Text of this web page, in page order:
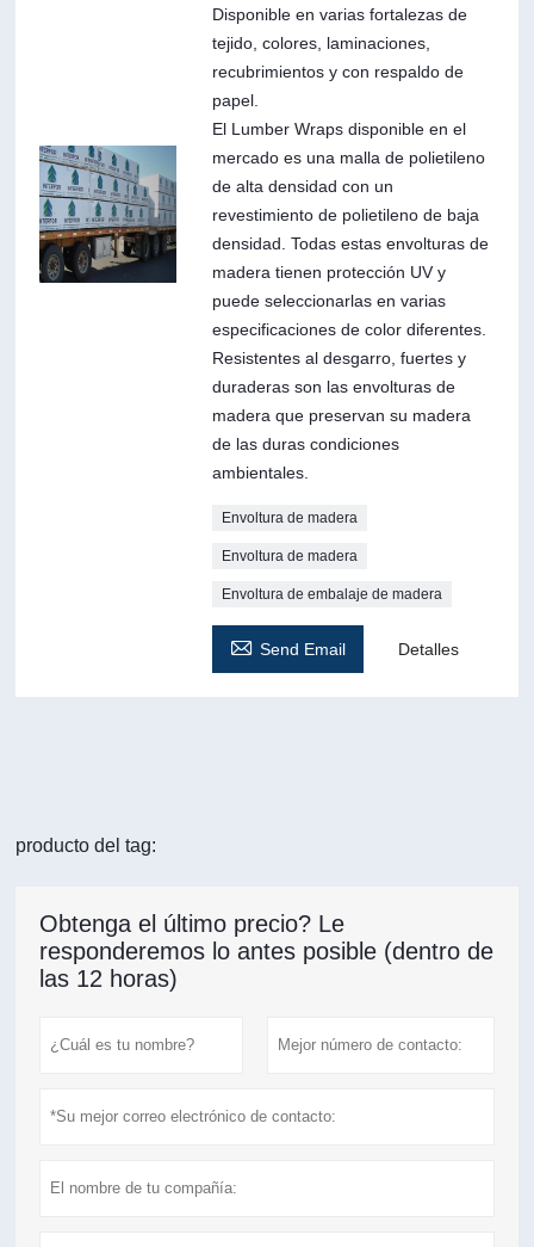
Disponible en varias fortalezas de
tejido, colores, laminaciones,
recubrimientos y con respaldo de
papel.
El Lumber Wraps disponible en el
mercado es una malla de polietileno
de alta densidad con un
revestimiento de polietileno de baja
densidad. Todas estas envolturas de
madera tienen protección UV y
puede seleccionarlas en varias
especificaciones de color diferentes.
Resistentes al desgarro, fuertes y
duraderas son las envolturas de
madera que preservan su madera
de las duras condiciones
ambientales.
Envoltura de madera
Envoltura de madera
Envoltura de embalaje de madera
 Send Email Detalles
producto del tag:
Obtenga el último precio? Le
responderemos lo antes posible (dentro de
las 12 horas)